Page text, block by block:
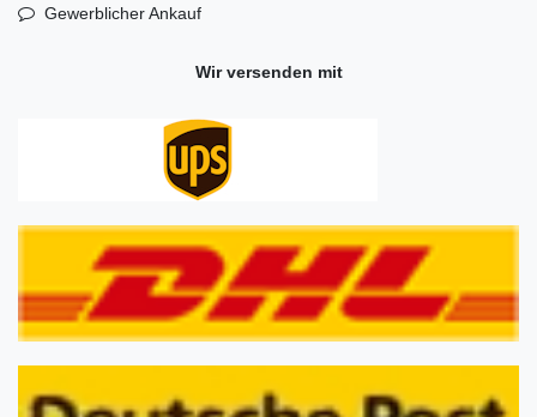
Gewerblicher Ankauf
Wir versenden mit